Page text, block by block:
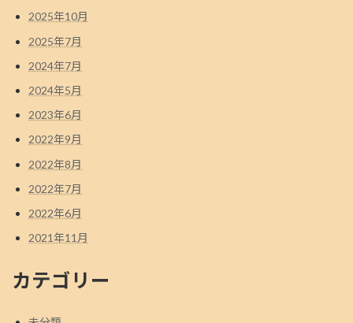
2025年10月
2025年7月
2024年7月
2024年5月
2023年6月
2022年9月
2022年8月
2022年7月
2022年6月
2021年11月
カテゴリー